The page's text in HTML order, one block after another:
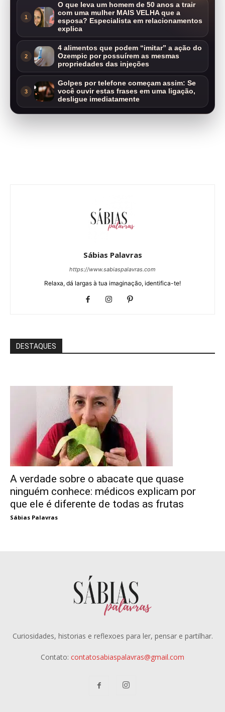
1
O que leva um homem de 50 anos a trair
com uma mulher MAIS VELHA que a
esposa? Especialista em relacionamentos
explica
2
4 alimentos que podem “imitar” a ação do
Ozempic por possuírem as mesmas
propriedades das injeções
3
Golpes por telefone começam assim: Se
você ouvir estas frases em uma ligação,
desligue imediatamente
Sábias Palavras
https://www.sabiaspalavras.com
Relaxa, dá largas à tua imaginação, identifica-te!
DESTAQUES
A verdade sobre o abacate que quase
ninguém conhece: médicos explicam por
que ele é diferente de todas as frutas
Sábias Palavras
Curiosidades, historias e reflexoes para ler, pensar e partilhar.
Contato: contatosabiaspalavras@gmail.com